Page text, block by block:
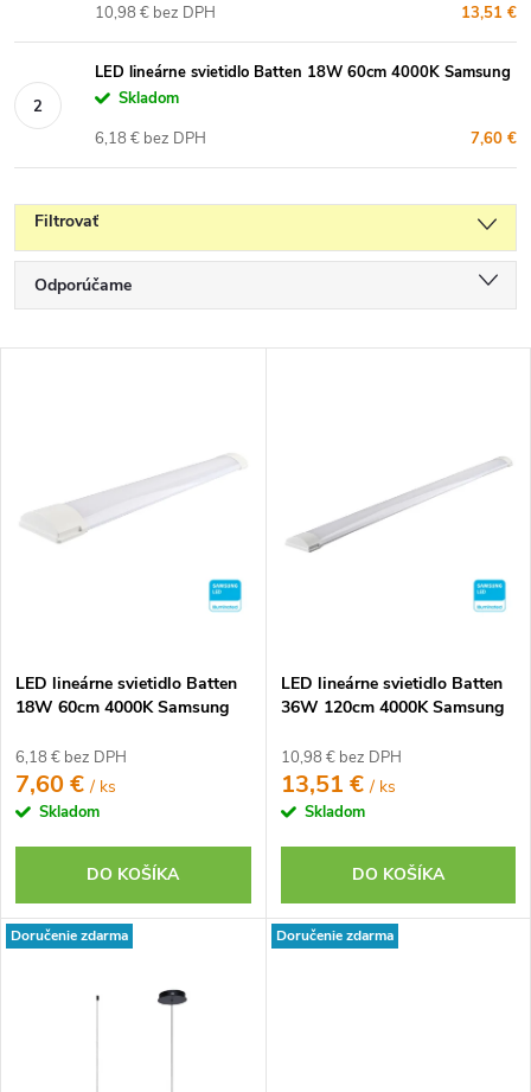
13,51 €
10,98 € bez DPH
LED lineárne svietidlo Batten 18W 60cm 4000K Samsung
Skladom
7,60 €
6,18 € bez DPH
Filtrovať
a
d
p
k
t
o
v
Odporúčame
p
k
o
v
LED lineárne svietidlo Batten
18W 60cm 4000K Samsung
6,18 € bez DPH
7,60 €/ ks
Skladom
DO KOŠÍKA
LED lineárne svietidlo Batten
36W 120cm 4000K Samsung
10,98 € bez DPH
13,51 €/ ks
Skladom
DO KOŠÍKA
Doručenie zdarma Doručenie zdarma